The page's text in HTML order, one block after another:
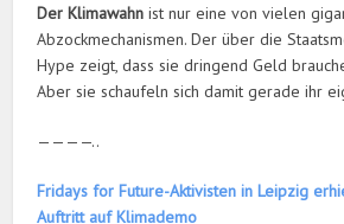
Der Klimawahn ist nur eine von vielen
Abzockmechanismen. Der über die
Hype zeigt, dass sie dringend Geld
Aber sie schaufeln sich damit gerade ihr
————..
Fridays for Future-Aktivisten in Leipzig
Auftritt auf Klimademo